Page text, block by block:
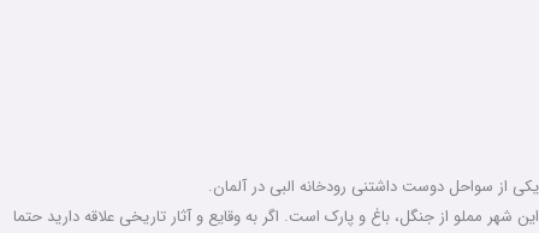
یکی از سواحل دوست داشتنی رودخانه البی در آلمان.
این شهر مملو از جنگل، باغ و پارک است. اگر به وقایع و آثار تاریخی علاقه دارید حتما